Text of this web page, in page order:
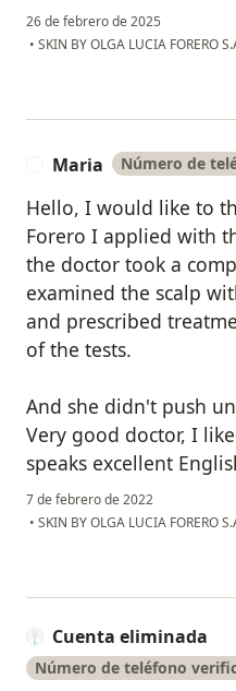
26 de febrero de 2025
• SKIN BY OLGA LUCIA FORERO
Maria Número de
Hello, I would like to
Forero I applied with
the doctor took a
examined the scalp
and prescribed
of the tests.
And she didn't push
Very good doctor, I
speaks excellent
7 de febrero de 2022
• SKIN BY OLGA LUCIA FORERO
Cuenta eliminada
Número de teléfono